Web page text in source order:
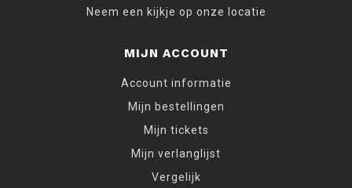
Neem een kijkje op onze locatie
MIJN ACCOUNT
Account informatie
Mijn bestellingen
Mijn tickets
Mijn verlanglijst
Vergelijk